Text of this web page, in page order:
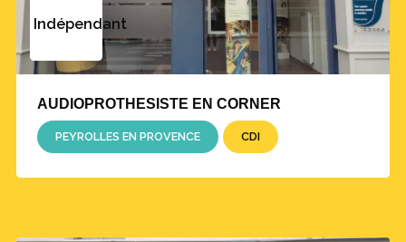
Indépendant
AUDIOPROTHESISTE EN CORNER
PEYROLLES EN PROVENCE CDI